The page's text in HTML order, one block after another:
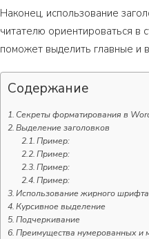
Наконец, использование
читателю ориентироваться в
поможет выделить главные и
Содержание
Секреты форматирования в
Выделение заголовков
Пример:
Пример:
Пример:
Пример:
Использование жирного шрифта
Курсивное выделение
Подчеркивание
Преимущества нумерованных и